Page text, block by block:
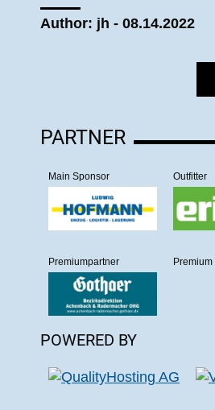
Author: jh - 08.14.2022
PARTNER
Main Sponsor Outfitter
Premiumpartner
POWERED BY